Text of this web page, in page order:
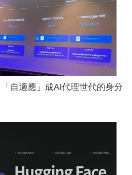
自適應」成AI代理世代的身分